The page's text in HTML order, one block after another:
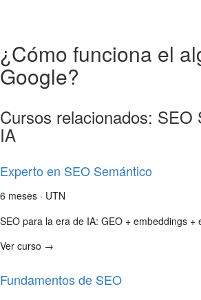
¿Cómo funciona el
Google?
Cursos relacionados: SEO
IA
Experto en SEO Semántico
6 meses · UTN
SEO para la era de IA: GEO + embeddings +
Ver curso →
Fundamentos de SEO